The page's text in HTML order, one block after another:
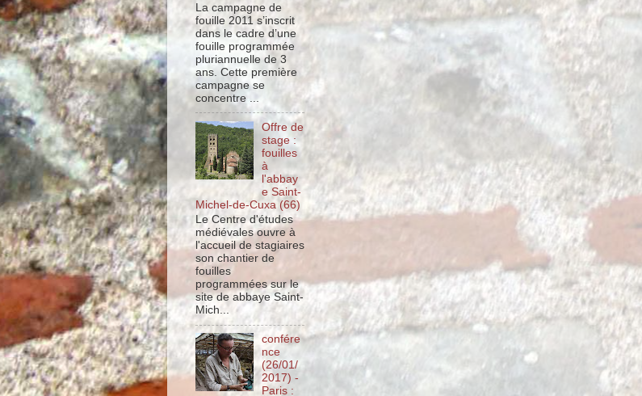
La campagne de
fouille 2011 s’inscrit
dans le cadre d’une
fouille programmée
pluriannuelle de 3
ans. Cette première
campagne se
concentre ...
Offre de
stage :
fouilles
à
l'abbay
e Saint-
Michel-de-Cuxa (66)
Le Centre d'études
médiévales ouvre à
l'accueil de stagiaires
son chantier de
fouilles
programmées sur le
site de abbaye Saint-
Mich...
confére
nce
(26/01/
2017) -
Paris :